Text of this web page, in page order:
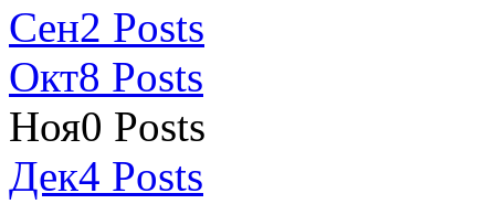
Сен2 Posts
Окт8 Posts
Ноя0 Posts
Дек4 Posts